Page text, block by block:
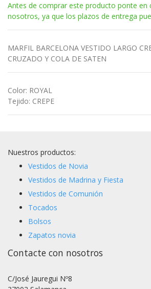
Antes de comprar este producto ponte en
nosotros, ya que los plazos de entrega
MARFIL BARCELONA VESTIDO LARGO
CRUZADO Y COLA DE SATEN
Color: ROYAL
Tejido: CREPE
Nuestros productos:
Vestidos de Novia
Vestidos de Madrina y Fiesta
Vestidos de Comunión
Tocados
Bolsos
Zapatos novia
Contacte con nosotros
C/José Jauregui Nº8